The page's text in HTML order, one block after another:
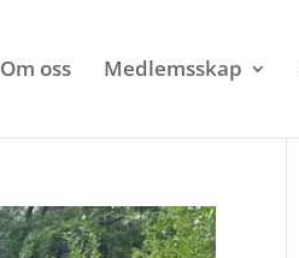
Om oss Medlemsskap